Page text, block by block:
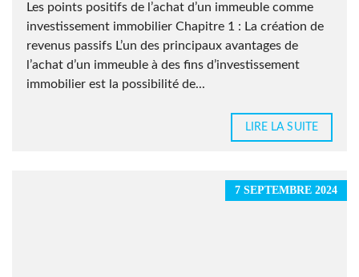
Les points positifs de l’achat d’un immeuble comme
investissement immobilier Chapitre 1 : La création de
revenus passifs L’un des principaux avantages de
l’achat d’un immeuble à des fins d’investissement
immobilier est la possibilité de...
LIRE LA SUITE
7 SEPTEMBRE 2024